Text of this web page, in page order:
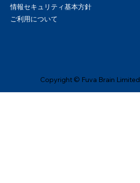
Copyright © Fuva Brain Limited
情報セキュリティ基本方針
ご利用について